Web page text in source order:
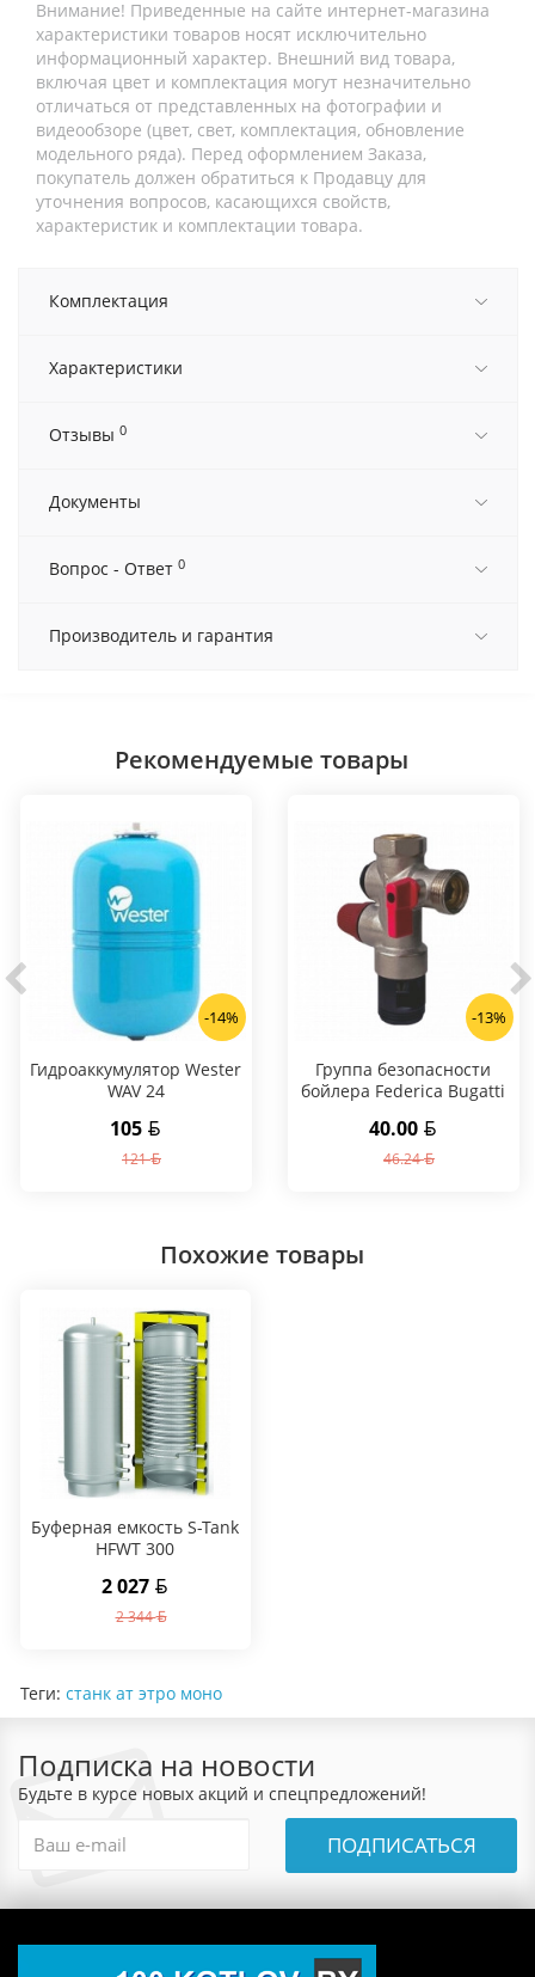
Внимание! Приведенные на сайте интернет-магазина
характеристики товаров носят исключительно
информационный характер. Внешний вид товара,
включая цвет и комплектация могут незначительно
отличаться от представленных на фотографии и
видеообзоре (цвет, свет, комплектация, обновление
модельного ряда). Перед оформлением Заказа,
покупатель должен обратиться к Продавцу для
уточнения вопросов, касающихся свойств,
характеристик и комплектации товара.
Комплектация
Характеристики
Отзывы 0
Документы
Вопрос - Ответ 0
Производитель и гарантия
Рекомендуемые товары
-14%
Гидроаккумулятор Wester
WAV 24
105
121
-13%
Группа безопасности
бойлера Federica Bugatti
40.00
46.24
Похожие товары
Буферная емкость S-Tank
HFWT 300
2 027
2 344
Теги: станк ат этро моно
Подписка на новости
Будьте в курсе новых акций и спецпредложений!
ПОДПИСАТЬСЯ